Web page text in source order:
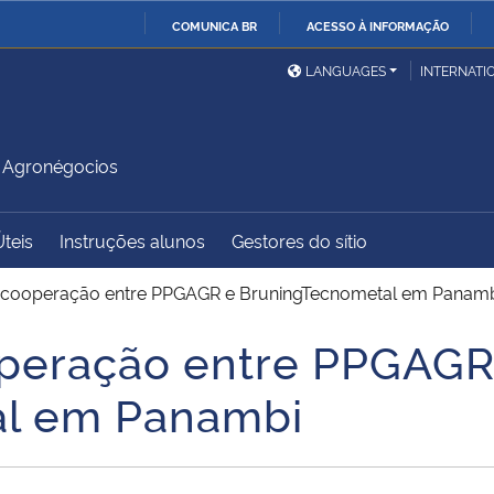
COMUNICA BR ACESSO À INFORMAÇÃO
Ministério da Defesa
Ministério das Relações
Exteriores
Ministério do
Desenvolvimento Regional
Controladoria-Geral da
União
Advocacia-Geral da União Banco Central do Brasil
LANGUAGES
Instruções alunos Gestores do sítio
entre PPGAGR e BruningTecnometal em
entre
em Panambi